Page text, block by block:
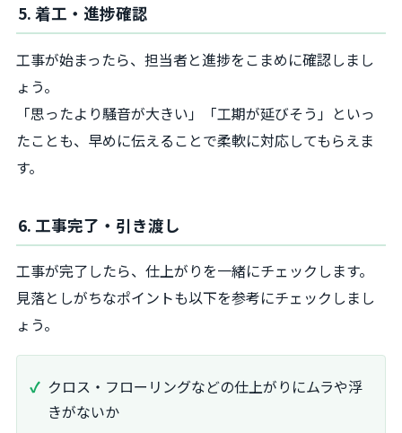
5. 着工・進捗確認
工事が始まったら、担当者と進捗をこまめに確認しまし
ょう。
「思ったより騒音が大きい」「工期が延びそう」といっ
たことも、早めに伝えることで柔軟に対応してもらえま
す。
6. 工事完了・引き渡し
工事が完了したら、仕上がりを一緒にチェックします。
見落としがちなポイントも以下を参考にチェックしまし
ょう。
クロス・フローリングなどの仕上がりにムラや浮
きがないか